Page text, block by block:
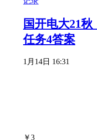
国开电大21
任务4答案
1月14日 16:31
￥3